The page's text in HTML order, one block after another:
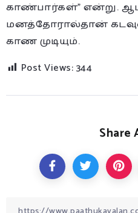
காண்பார்கள்” என்று.
மனத்தோரால்தான்
காண முடியும்.
Post Views:344
Share